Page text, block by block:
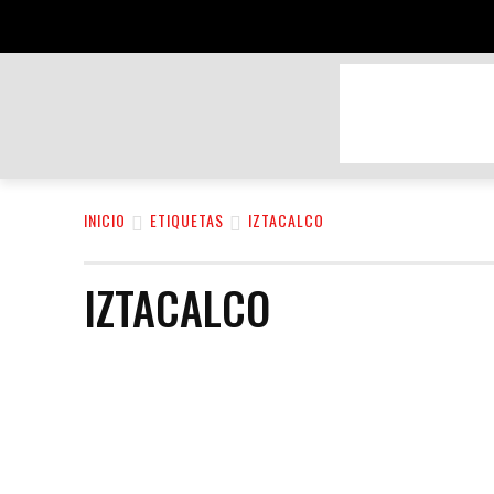
INICIO ETIQUETAS IZTACALCO
IZTACALCO